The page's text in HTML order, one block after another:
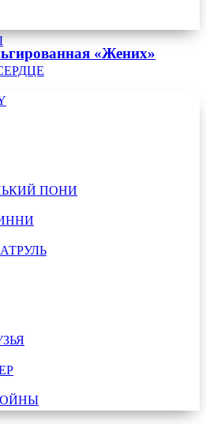
ПОНИ
«Жених»